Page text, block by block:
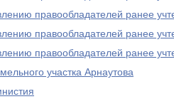
правообладателей ранее
правообладателей ранее
правообладателей ранее
участка Арнаутова